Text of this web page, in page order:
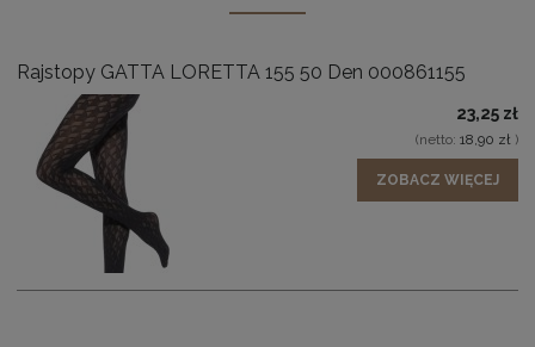
Rajstopy GATTA LORETTA 155 50 Den 000861155
23,25 zł
(netto: 18,90 zł )
ZOBACZ WIĘCEJ